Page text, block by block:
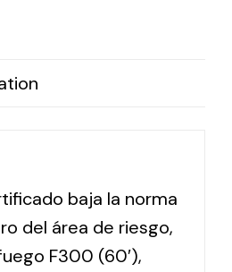
baja la norma
del área de riesgo,
F300 (60′),